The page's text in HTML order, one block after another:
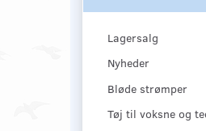
Lagersalg
Nyheder
Bløde strømper
Tøj til voksne og